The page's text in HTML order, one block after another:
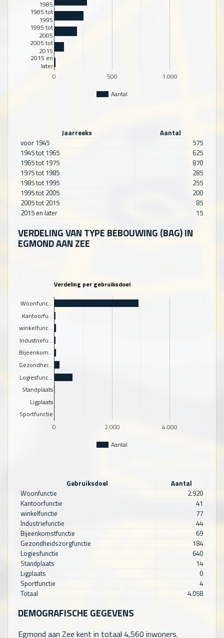
Aantal
0 500 1.000
1985
1985 tot
1995
1995 tot
2005
2005 tot
2015
2015 en
later
Jaarreeks
Aantal
voor 1945
575
1945 tot 1965
625
1965 tot 1975
870
1975 tot 1985
285
1985 tot 1995
255
1995 tot 2005
200
2005 tot 2015
85
2015 en later
15
VERDELING VAN TYPE BEBOUWING (BAG) IN
EGMOND AAN ZEE
Verdeling per gebruiksdoel
Aantal
0 2.000 4.000
Woonfunc…
Kantoorfu…
winkelfunc…
Industriefu…
Bijeenkom…
Gezondhei…
Logiesfunc…
Standplaats
Ligplaats
Sportfunctie
Gebruiksdoel
Aantal
Woonfunctie
2.920
Kantoorfunctie
41
winkelfunctie
77
Industriefunctie
44
Bijeenkomstfunctie
69
Gezondheidszorgfunctie
184
Logiesfunctie
640
Standplaats
14
Ligplaats
0
Sportfunctie
4
Totaal
4.058
DEMOGRAFISCHE GEGEVENS
Egmond aan Zee kent in totaal 4,560 inwoners.